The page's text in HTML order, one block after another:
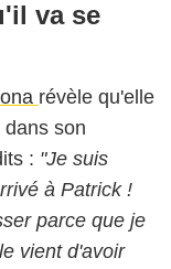
va se
révèle qu'elle
son
: "Je suis
à Patrick !
parce que je
vient d'avoir